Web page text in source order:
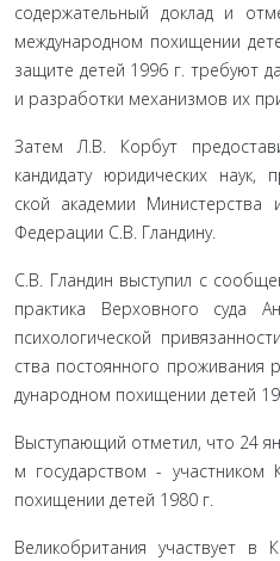
содержательный доклад и
международном похищении
защите детей 1996 г. требуют
и разработки механизмов их
Затем Л.В. Корбут
кандидату юридических наук,
ской академии Министерства
Федерации С.В. Гландину.
С.В. Гландин выступил с
практика Верховного суда
психологической
ства постоянного
дународном похищении детей
Выступающий отметил, что 24
м государством - участником
похищении детей 1980 г.
Великобритания участвует в